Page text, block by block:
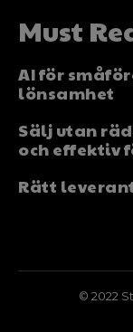
Must
AI för
lönsamhet
Sälj utan
och effektiv
Rätt
© 2022